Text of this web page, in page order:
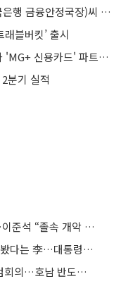
이정욱(하나카드 상근감사·전 한국은행 금융안정국장)씨 부친상
래블버킷’ 출시
하나카드, MG새마을금고중앙회와 'MG+ 신용카드' 파트너십 협약
분기 실적
野, ‘보완수사권 폐지’ 반발 확산…이준석 “졸속 개악 입법”
장동혁 “형소법 의결하고 조문 안 봤다는 李…대통령 맞나”
李대통령, 10일 메가프로젝트 점검회의…호남 반도체 속도전